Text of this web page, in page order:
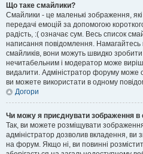
Що таке смайлики?
Смайлики - це маленькі зображення,
передачі емоцій за допомогою
радість, :( означає сум. Весь список
написання повідомлення.
смайликів, вони можуть швидко
нечитабельним і модератор може
видалити. Адміністратор форуму може
ви можете використати в одному
Догори
Чи можу я приєднувати зображення в
Так, ви можете розміщувати
адміністратор дозволив вкладення,
на форум. Якщо ні, ви повинні